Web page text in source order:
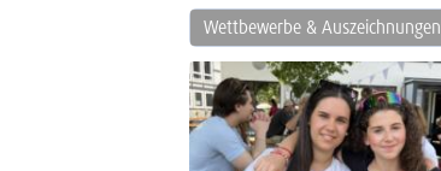
Wettbewerbe & Auszeichnungen